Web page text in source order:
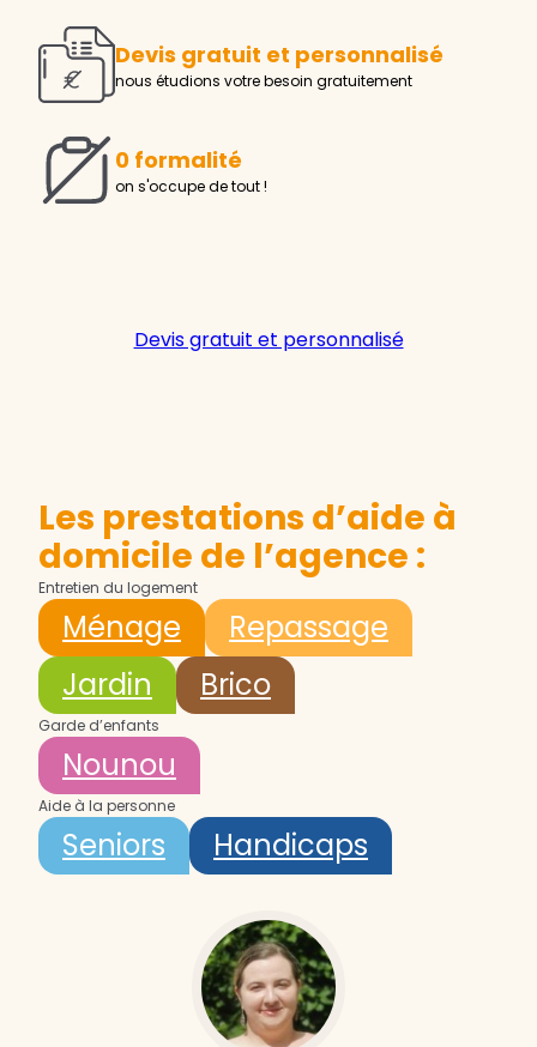
Devis gratuit et personnalisé
nous étudions votre besoin gratuitement
0 formalité
on s'occupe de tout !
Devis gratuit et personnalisé
Les prestations d’aide à
domicile de l’agence :
Entretien du logement
Ménage
Repassage
Jardin
Brico
Garde d’enfants
Nounou
Aide à la personne
Seniors Handicaps